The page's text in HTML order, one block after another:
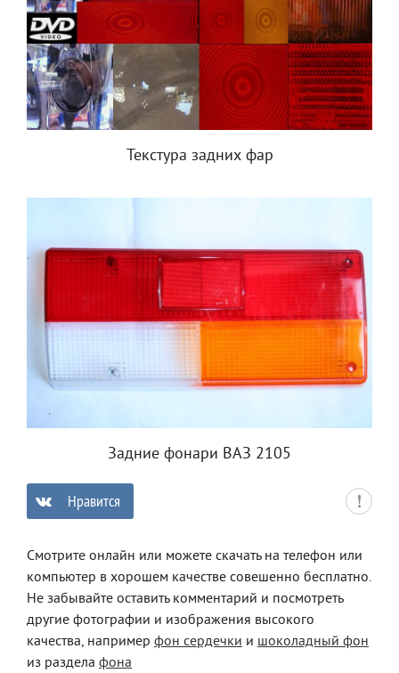
Текстура задних фар
Задние фонари ВАЗ 2105
Нравится
Смотрите онлайн или можете скачать на телефон или
компьютер в хорошем качестве совешенно бесплатно.
Не забывайте оставить комментарий и посмотреть
другие фотографии и изображения высокого
качества, например фон сердечки и шоколадный фон
из раздела фона